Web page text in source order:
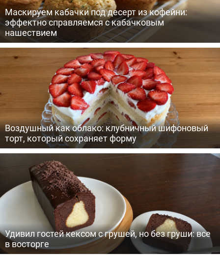
Маскируем кабачки под десерт из кофейни:
эффектно справляемся с кабачковым
нашествием
Воздушный как облако: клубничный шифоновый
торт, который сохраняет форму
Удивил гостей кексом с грушей, но без груши: все
в восторге